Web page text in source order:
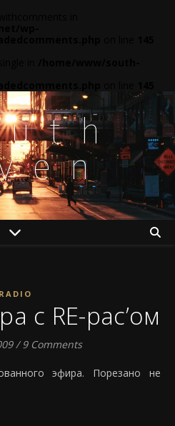
RADIO
с RE-pac’ом
/ 9 Comments